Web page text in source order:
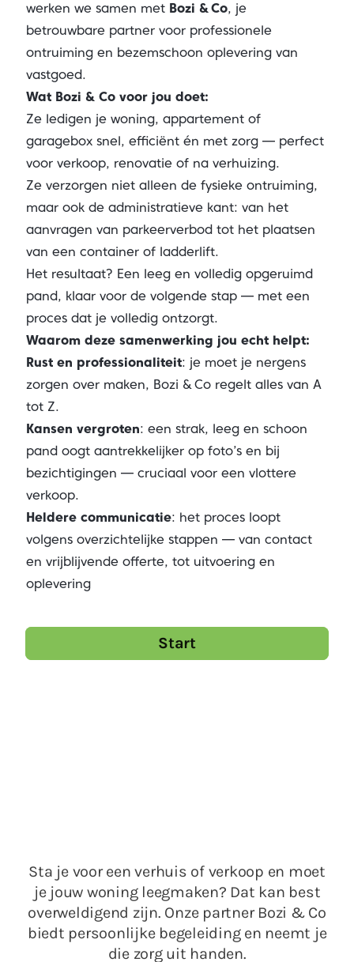
werken we samen met Bozi & Co, je
betrouwbare partner voor professionele
ontruiming en bezemschoon oplevering van
vastgoed.
Wat Bozi & Co voor jou doet:
Ze ledigen je woning, appartement of
garagebox snel, efficiënt én met zorg — perfect
voor verkoop, renovatie of na verhuizing.
Ze verzorgen niet alleen de fysieke ontruiming,
maar ook de administratieve kant: van het
aanvragen van parkeerverbod tot het plaatsen
van een container of ladderlift.
Het resultaat? Een leeg en volledig opgeruimd
pand, klaar voor de volgende stap — met een
proces dat je volledig ontzorgt.
Waarom deze samenwerking jou echt helpt:
Rust en professionaliteit: je moet je nergens
zorgen over maken, Bozi & Co regelt alles van A
tot Z.
Kansen vergroten: een strak, leeg en schoon
pand oogt aantrekkelijker op foto’s en bij
bezichtigingen — cruciaal voor een vlottere
verkoop.
Heldere communicatie: het proces loopt
volgens overzichtelijke stappen — van contact
en vrijblijvende offerte, tot uitvoering en
oplevering